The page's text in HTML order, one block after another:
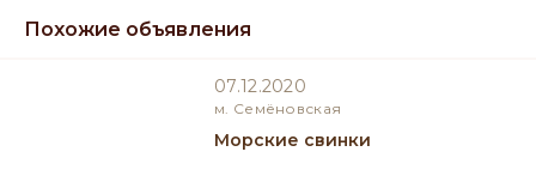
Похожие объявления
07.12.2020
м. Семёновская
Морские свинки